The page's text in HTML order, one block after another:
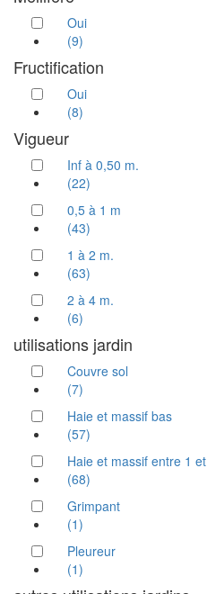
Oui
(9)
Fructification
Oui
(8)
Vigueur
Inf à 0,50 m.
(22)
0,5 à 1 m
(43)
1 à 2 m.
(63)
2 à 4 m.
(6)
utilisations jardin
Couvre sol
(7)
Haie et massif bas
(57)
Haie et massif entre 1
(68)
Grimpant
(1)
Pleureur
(1)